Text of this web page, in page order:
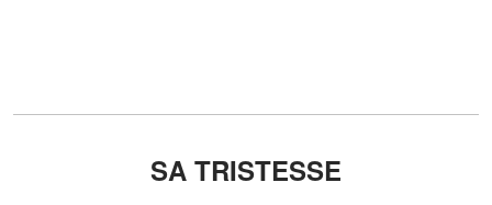
SA TRISTESSE